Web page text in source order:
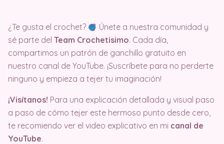
¿Te gusta el crochet?
Únete a nuestra comunidad y
sé parte del Team Crochetisimo. Cada día,
compartimos un patrón de ganchillo gratuito en
nuestro canal de YouTube. ¡Suscríbete para no perderte
ninguno y empieza a tejer tu imaginación!
¡Visítanos! Para una explicación detallada y visual paso
a paso de cómo tejer este hermoso punto desde cero,
te recomiendo ver el video explicativo en mi canal de
YouTube.